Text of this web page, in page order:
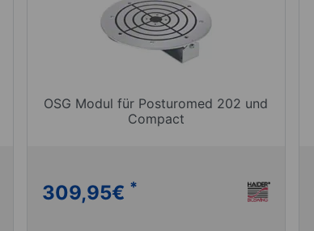
OSG Modul für Posturomed 202 und
Compact
309,95€ *